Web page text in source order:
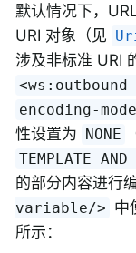
默认情况下，
URI 对象（见
涉及非标准 URI
encoding-mode
性设置为 NONE
的部分内容进行
variable/> 中
所示：